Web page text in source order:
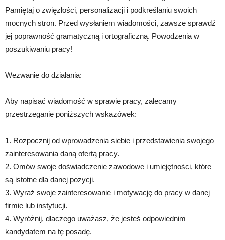
Pamiętaj o zwięzłości, personalizacji i podkreślaniu swoich
mocnych stron. Przed wysłaniem wiadomości, zawsze sprawdź
jej poprawność gramatyczną i ortograficzną. Powodzenia w
poszukiwaniu pracy!
Wezwanie do działania:
Aby napisać wiadomość w sprawie pracy, zalecamy
przestrzeganie poniższych wskazówek:
1. Rozpocznij od wprowadzenia siebie i przedstawienia swojego
zainteresowania daną ofertą pracy.
2. Omów swoje doświadczenie zawodowe i umiejętności, które
są istotne dla danej pozycji.
3. Wyraź swoje zainteresowanie i motywację do pracy w danej
firmie lub instytucji.
4. Wyróżnij, dlaczego uważasz, że jesteś odpowiednim
kandydatem na tę posadę.